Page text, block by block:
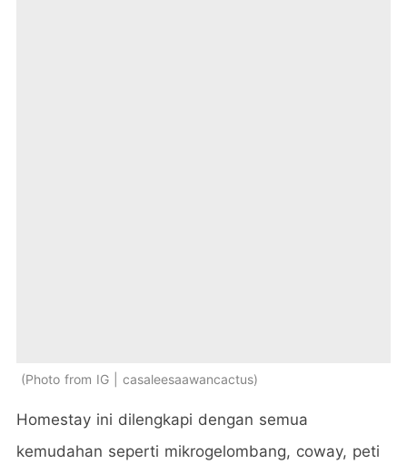
Photo from IG | casaleesaawancactus
Homestay ini dilengkapi dengan semua
kemudahan seperti mikrogelombang, coway, peti